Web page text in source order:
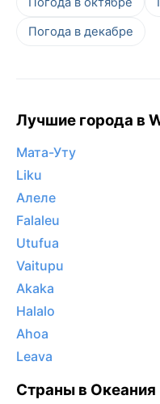
Погода в декабре
Лучшие города в
Мата-Уту
Liku
Алеле
Falaleu
Utufua
Vaitupu
Akaka
Halalo
Ahoa
Leava
Страны в Океания